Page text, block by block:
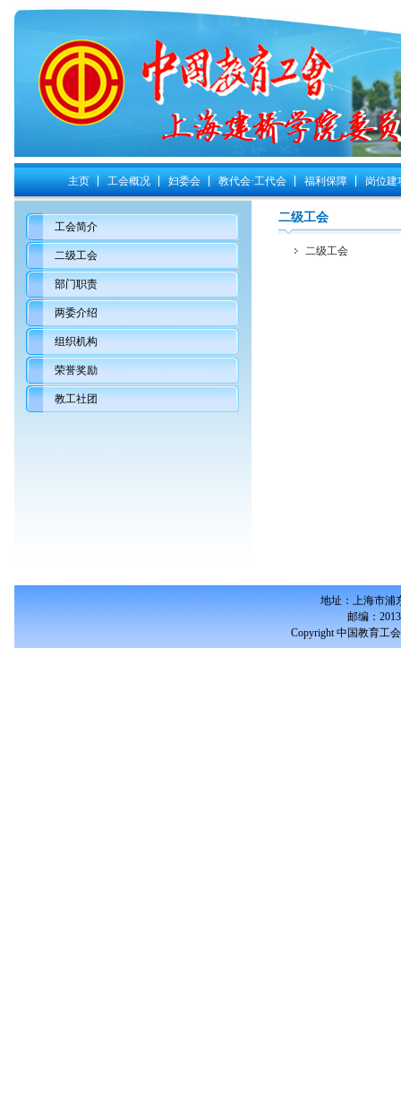
主页 工会概况 妇委会 教代会·工代会 福利保障 岗位建
工会简介
二级工会
部门职责
两委介绍
组织机构
荣誉奖励
教工社团
二级工会
二级工会
地址：上海市浦
邮编：
Copyright 中国教育工